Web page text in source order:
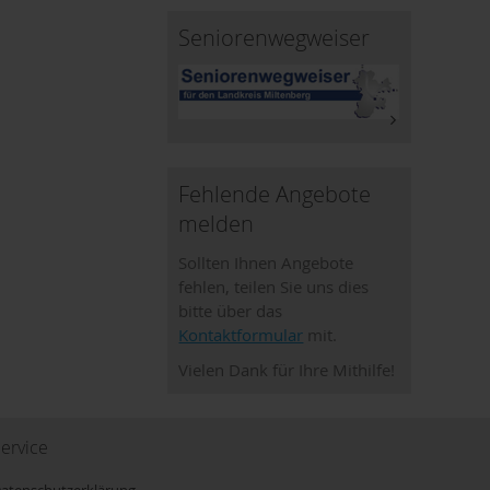
Seniorenwegweiser
Fehlende Angebote
melden
Sollten Ihnen Angebote
fehlen, teilen Sie uns dies
bitte über das
Kontaktformular mit.
Vielen Dank für Ihre Mithilfe!